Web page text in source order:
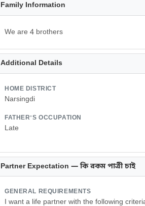
Family Information
We are 4 brothers
Additional Details
HOME DISTRICT
Narsingdi
FATHER'S OCCUPATION
Late
Partner Expectation — কি রকম পাত্রী চাই
GENERAL REQUIREMENTS
I want a life partner with the following